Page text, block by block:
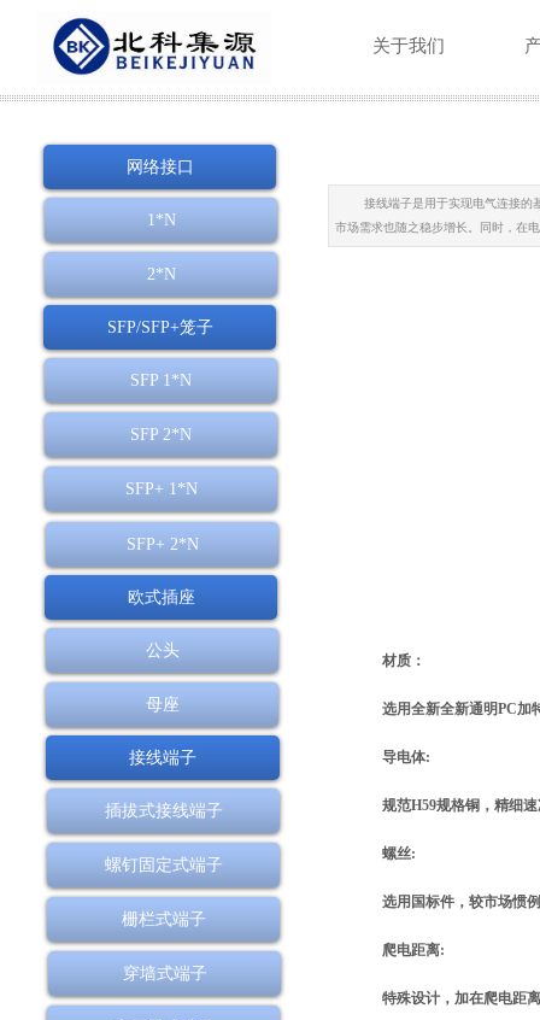
接线端子是用于实现电气连接的
市场需求也随之稳步增长。同时，在
材质：
选用全新全新通明PC加
导电体:
规范H59规格铜，精细
螺丝:
选用国标件，较市场惯
爬电距离:
特殊设计，加在爬电距
网络接口
1*N
2*N
SFP/SFP+笼子
SFP 1*N
SFP 2*N
SFP+ 1*N
SFP+ 2*N
欧式插座
公头
母座
接线端子
插拔式接线端子
螺钉固定式端子
栅栏式端子
穿墙式端子
关于我们